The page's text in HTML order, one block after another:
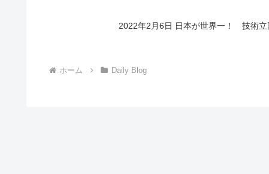
2022年2月6日 日本が世界一
ホーム Daily Blog